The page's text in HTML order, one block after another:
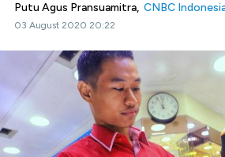
Putu Agus Pransuamitra, CNBC
03 August 2020 20:22